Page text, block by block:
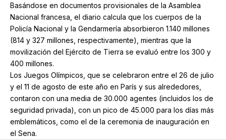
Basándose en documentos provisionales de la Asamblea
Nacional francesa, el diario calcula que los cuerpos de la
Policía Nacional y la Gendarmería absorbieron 1.140 millones
(814 y 327 millones, respectivamente), mientras que la
movilización del Ejército de Tierra se evaluó entre los 300 y
400 millones.
Los Juegos Olímpicos, que se celebraron entre el 26 de julio
y el 11 de agosto de este año en París y sus alrededores,
contaron con una media de 30.000 agentes (incluidos los de
seguridad privada), con un pico de 45.000 para los días más
emblemáticos, como el de la ceremonia de inauguración en
el Sena.